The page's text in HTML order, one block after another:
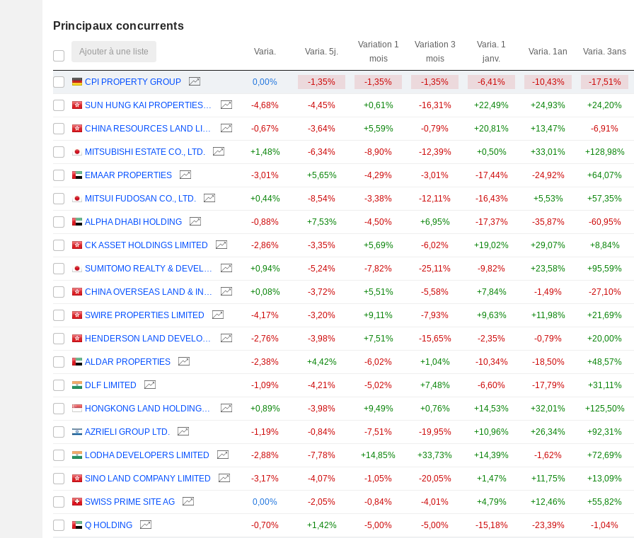
Principaux concurrents
Ajouter à une liste Varia. Varia. 5j.
Variation 1
mois
Variation 3
mois
Varia. 1
janv.
Varia. 1an Varia. 3ans
CPI PROPERTY GROUP 0,00% -1,35% -1,35% -1,35% -6,41% -10,43% -17,51%
SUN HUNG KAI PROPERTIES LIMITED -4,68% -4,45% +0,61% -16,31% +22,49% +24,93% +24,20%
CHINA RESOURCES LAND LIMITED -0,67% -3,64% +5,59% -0,79% +20,81% +13,47% -6,91%
MITSUBISHI ESTATE CO., LTD. +1,48% -6,34% -8,90% -12,39% +0,50% +33,01% +128,98%
EMAAR PROPERTIES -3,01% +5,65% -4,29% -3,01% -17,44% -24,92% +64,07%
MITSUI FUDOSAN CO., LTD. +0,44% -8,54% -3,38% -12,11% -16,43% +5,53% +57,35%
ALPHA DHABI HOLDING -0,88% +7,53% -4,50% +6,95% -17,37% -35,87% -60,95%
CK ASSET HOLDINGS LIMITED -2,86% -3,35% +5,69% -6,02% +19,02% +29,07% +8,84%
SUMITOMO REALTY & DEVELOPMENT CO., LTD. +0,94% -5,24% -7,82% -25,11% -9,82% +23,58% +95,59%
CHINA OVERSEAS LAND & INVESTMENT LIMITED +0,08% -3,72% +5,51% -5,58% +7,84% -1,49% -27,10%
SWIRE PROPERTIES LIMITED -4,17% -3,20% +9,11% -7,93% +9,63% +11,98% +21,69%
HENDERSON LAND DEVELOPMENT COMPANY LIMITED -2,76% -3,98% +7,51% -15,65% -2,35% -0,79% +20,00%
ALDAR PROPERTIES -2,38% +4,42% -6,02% +1,04% -10,34% -18,50% +48,57%
DLF LIMITED -1,09% -4,21% -5,02% +7,48% -6,60% -17,79% +31,11%
HONGKONG LAND HOLDINGS LIMITED +0,89% -3,98% +9,49% +0,76% +14,53% +32,01% +125,50%
AZRIELI GROUP LTD. -1,19% -0,84% -7,51% -19,95% +10,96% +26,34% +92,31%
LODHA DEVELOPERS LIMITED -2,88% -7,78% +14,85% +33,73% +14,39% -1,62% +72,69%
SINO LAND COMPANY LIMITED -3,17% -4,07% -1,05% -20,05% +1,47% +11,75% +13,09%
SWISS PRIME SITE AG 0,00% -2,05% -0,84% -4,01% +4,79% +12,46% +55,82%
Q HOLDING -0,70% +1,42% -5,00% -5,00% -15,18% -23,39% -1,04%